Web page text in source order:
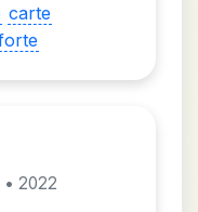
carte
• 2022